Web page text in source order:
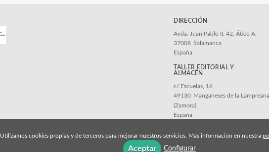
DIRECCIÓN
Avda. Juan Pablo II, 42, Ático A.
37008 Salamanca
España
c/ Escuelas, 16
49130 Manganeses de la Lampreana
(Zamora)
España
Utilizamos cookies propias y de terceros para mejorar nuestros servicios. Más información en nuestra
Aceptar Configurar